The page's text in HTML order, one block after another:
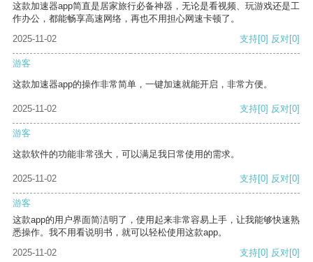
这款加速器app简直是居家旅行必备神器，无论是看视频、玩游戏还是工
作办公，都能畅享高速网络，再也不用担心网速卡顿了。
2025-11-02
支持[0] 反对[0]
游客
这款加速器app的操作非常简单，一键加速就能开启，非常方便。
2025-11-02 支持[0] 反对[0]
游客
这款软件的功能非常强大，可以满足我日常使用的需求。
2025-11-02 支持[0] 反对[0]
游客
这款app的用户界面简洁明了，使用起来非常容易上手，让我能够快速熟
悉操作。我不用看说明书，就可以轻松使用这款app。
2025-11-02
支持[0] 反对[0]